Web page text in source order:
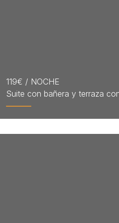
119€ / NOCHE
Suite con bañera y terraza